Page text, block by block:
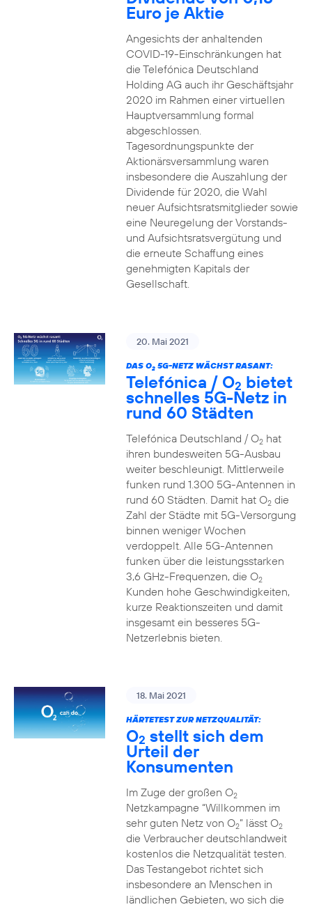
Euro je Aktie
Angesichts der anhaltenden
COVID-19-Einschränkungen hat
die Telefónica Deutschland
Holding AG auch ihr Geschäftsjahr
2020 im Rahmen einer virtuellen
Hauptversammlung formal
abgeschlossen.
Tagesordnungspunkte der
Aktionärsversammlung waren
insbesondere die Auszahlung der
Dividende für 2020, die Wahl
neuer Aufsichtsratsmitglieder sowie
eine Neuregelung der Vorstands-
und Aufsichtsratsvergütung und
die erneute Schaffung eines
genehmigten Kapitals der
Gesellschaft.
20. Mai 2021
DAS O25G-NETZ WÄCHST RASANT:
Telefónica / O2 bietet
schnelles 5G-Netz in
rund 60 Städten
Telefónica Deutschland / O2hat
ihren bundesweiten 5G-Ausbau
weiter beschleunigt. Mittlerweile
funken rund 1.300 5G-Antennen in
rund 60 Städten. Damit hat O2die
Zahl der Städte mit 5G-Versorgung
binnen weniger Wochen
verdoppelt. Alle 5G-Antennen
funken über die leistungsstarken
3,6 GHz-Frequenzen, die O2
Kunden hohe Geschwindigkeiten,
kurze Reaktionszeiten und damit
insgesamt ein besseres 5G-
Netzerlebnis bieten.
18. Mai 2021
HÄRTETEST ZUR NETZQUALITÄT:
O2 stellt sich dem
Urteil der
Konsumenten
Im Zuge der großen O2
Netzkampagne “Willkommen im
sehr guten Netz von O2” lässt O2
die Verbraucher deutschlandweit
kostenlos die Netzqualität testen.
Das Testangebot richtet sich
insbesondere an Menschen in
ländlichen Gebieten, wo sich die